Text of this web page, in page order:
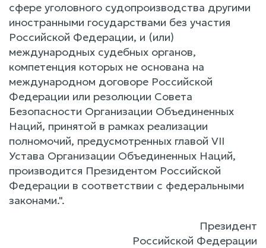
сфере уголовного судопроизводства другими
иностранными государствами без участия
Российской Федерации, и (или)
международных судебных органов,
компетенция которых не основана на
международном договоре Российской
Федерации или резолюции Совета
Безопасности Организации Объединенных
Наций, принятой в рамках реализации
полномочий, предусмотренных главой VII
Устава Организации Объединенных Наций,
производится Президентом Российской
Федерации в соответствии с федеральными
законами.".
Президент
Российской Федерации